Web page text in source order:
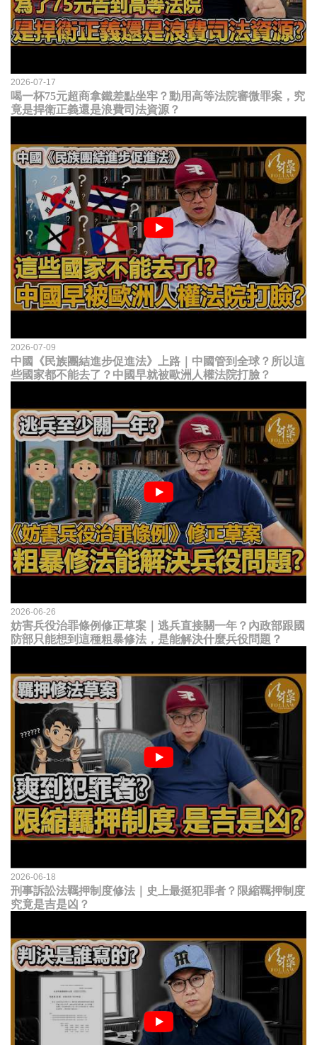
2026-07-17
喝一杯75元超商拿鐵差點坐牢？動用高等法院審微罪案，究
竟是捍衛正義還是浪費司法資源？
2026-07-09
中國《民族團結進步促進法》上路｜中國管到全球？所以這
些國家都不能去了？中國早就被歐洲人權法院打臉？
2026-06-26
妨害兵役治罪條例修正草案｜逃兵直接關一年？內政部跟國
防部只能想到這種粗暴修法，是能解決什麼兵役問題？
2026-06-18
刑事訴訟法羈押制度修法｜史上最挺犯罪者？限縮羈押制度
究竟是吉是凶？